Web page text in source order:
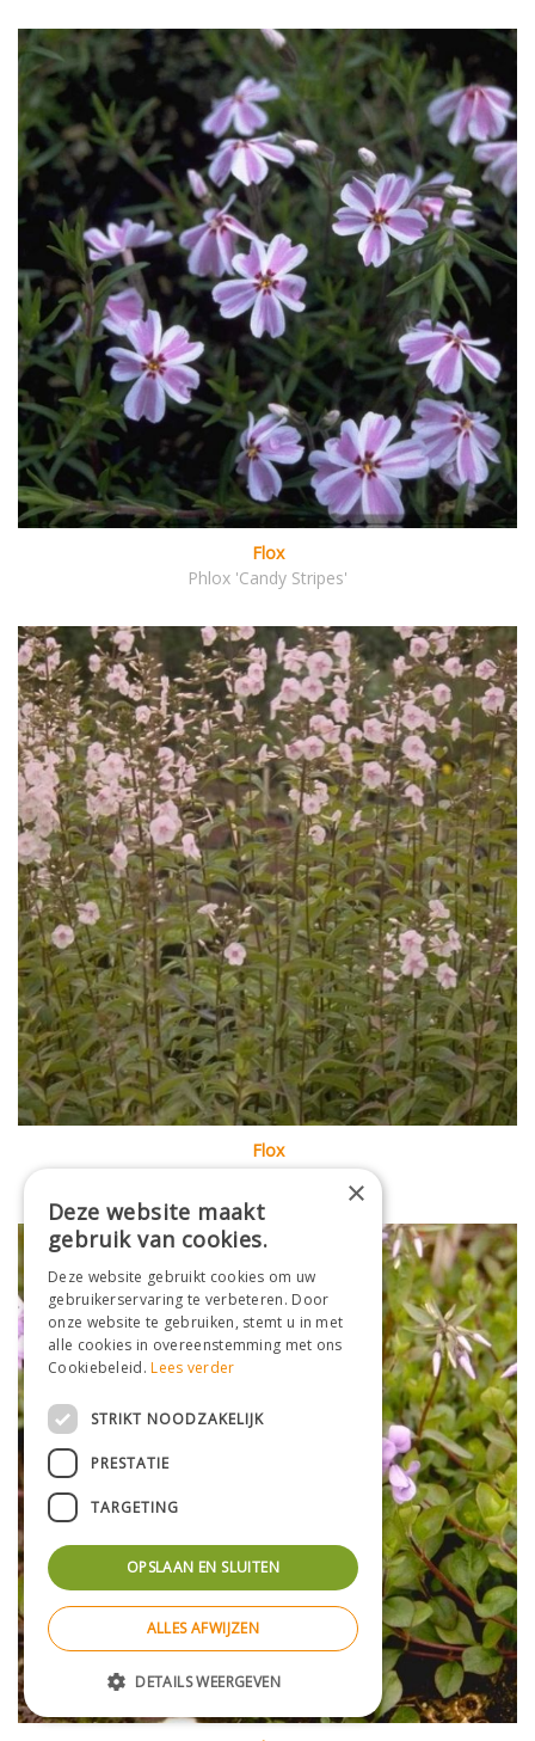
Flox
Phlox 'Candy Stripes'
Flox
Phlox 'Omega'
×
Deze website maakt
gebruik van cookies.
Deze website gebruikt cookies om uw
gebruikerservaring te verbeteren. Door
onze website te gebruiken, stemt u in met
alle cookies in overeenstemming met ons
Cookiebeleid.Lees verder
STRIKT NOODZAKELIJK
PRESTATIE
TARGETING
OPSLAAN EN SLUITEN
ALLES AFWIJZEN
DETAILS WEERGEVEN